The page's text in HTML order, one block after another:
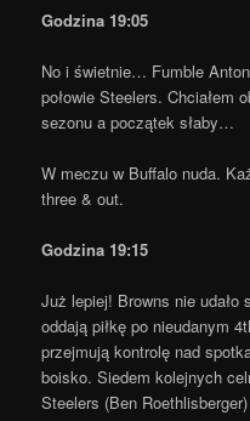
Godzina 19:05
No i świetnie… Fumble
połowie Steelers. Chciałem
sezonu a początek słaby…
W meczu w Buffalo nuda.
three & out.
Godzina 19:15
Już lepiej! Browns nie udało
oddają piłkę po nieudanym
przejmują kontrolę nad
boisko. Siedem kolejnych
Steelers (Ben